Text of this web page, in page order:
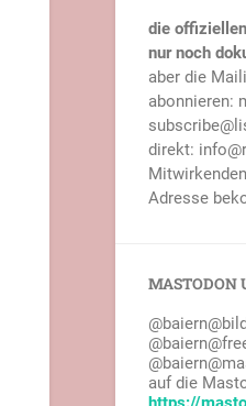
die
nur noch
aber die
abonnieren:
direkt:
Adresse
MASTODON
auf die